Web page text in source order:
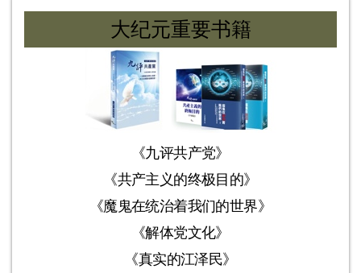
大纪元重要书籍
《九评共产党》
《共产主义的终极目的》
《魔鬼在统治着我们的世界》
《解体党文化》
《真实的江泽民》